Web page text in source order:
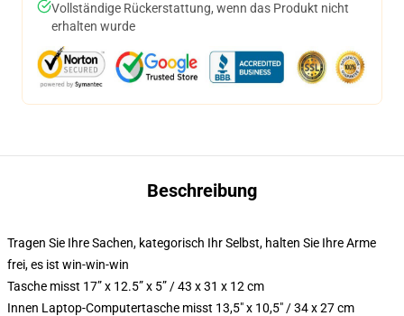
Vollständige Rückerstattung, wenn das Produkt nicht
erhalten wurde
Beschreibung
Tragen Sie Ihre Sachen, kategorisch Ihr Selbst, halten Sie Ihre Arme
frei, es ist win-win-win
Tasche misst 17” x 12.5” x 5” / 43 x 31 x 12 cm
Innen Laptop-Computertasche misst 13,5" x 10,5" / 34 x 27 cm